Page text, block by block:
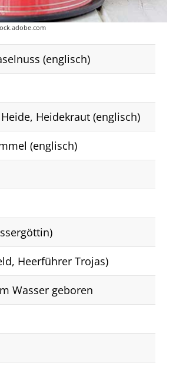
(englisch)
Heidekraut (englisch)
(englisch)
Heerführer Trojas)
Wasser geboren